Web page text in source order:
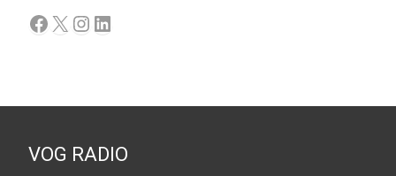
Facebook
X Instagram
LinkedIn
VOG RADIO